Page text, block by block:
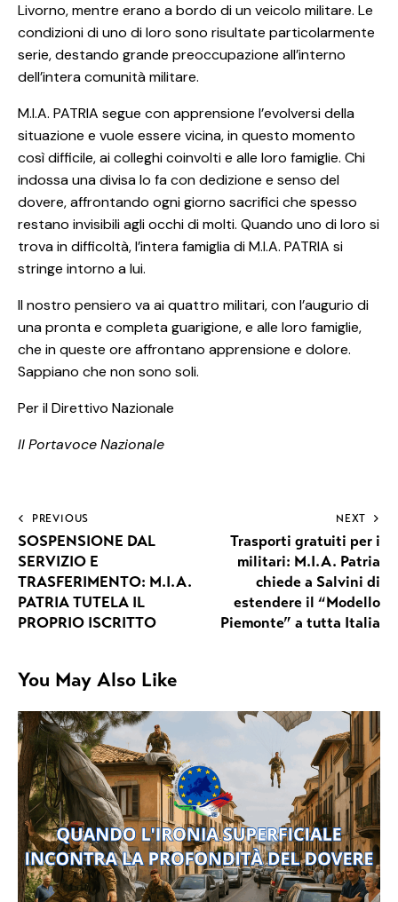
Livorno, mentre erano a bordo di un veicolo militare. Le
condizioni di uno di loro sono risultate particolarmente
serie, destando grande preoccupazione all’interno
dell’intera comunità militare.
M.I.A. PATRIA segue con apprensione l’evolversi della
situazione e vuole essere vicina, in questo momento
così difficile, ai colleghi coinvolti e alle loro famiglie. Chi
indossa una divisa lo fa con dedizione e senso del
dovere, affrontando ogni giorno sacrifici che spesso
restano invisibili agli occhi di molti. Quando uno di loro si
trova in difficoltà, l’intera famiglia di M.I.A. PATRIA si
stringe intorno a lui.
Il nostro pensiero va ai quattro militari, con l’augurio di
una pronta e completa guarigione, e alle loro famiglie,
che in queste ore affrontano apprensione e dolore.
Sappiano che non sono soli.
Per il Direttivo Nazionale
IlPortavoceNazionale
PREVIOUS
SOSPENSIONE DAL
SERVIZIO E
TRASFERIMENTO: M.I.A.
PATRIA TUTELA IL
PROPRIO ISCRITTO
NEXT
Trasporti gratuiti per i
militari: M.I.A. Patria
chiede a Salvini di
estendere il “Modello
Piemonte” a tutta Italia
You May Also Like